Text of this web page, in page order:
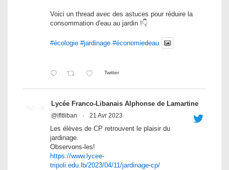
Voici un thread avec des astuces pour réduire la
consommation d'eau au jardin !👇
#écologie #jardinage #économiedeau
Twitter
Lycée Franco-Libanais Alphonse de Lamartine
@lfltliban · 21 Avr 2023
Les élèves de CP retrouvent le plaisir du
jardinage.
Observons-les!
https://www.lycee-
tripoli.edu.lb/2023/04/11/jardinage-cp/